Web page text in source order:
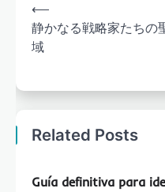
navigation
⟵
静かなる戦略家たちの
域
Related Posts
Guía definitiva para